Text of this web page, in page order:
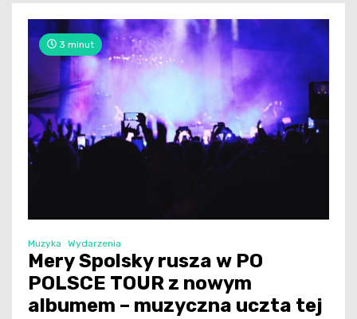
3 minut
Muzyka Wydarzenia
Mery Spolsky rusza w PO
POLSCE TOUR z nowym
albumem – muzyczna uczta tej